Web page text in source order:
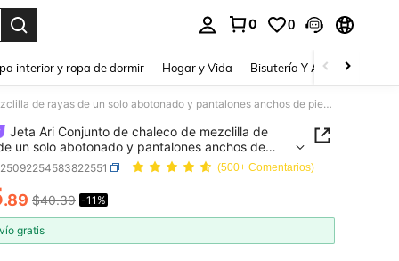
0 0
interior y ropa de dormir Hogar y Vida Bisutería Y Accesorios
Jeta Ari Conjunto de chaleco de mezclilla de rayas de un solo abotonado y pantalones anchos de pierna ancha informales para mujer
Jeta Ari Conjunto de chaleco de mezclilla de
un solo abotonado y pantalones anchos de
informales para mujer
(500+ Comentarios)
AND AVAILABILITY
.89 $40.39 -11%
gratis